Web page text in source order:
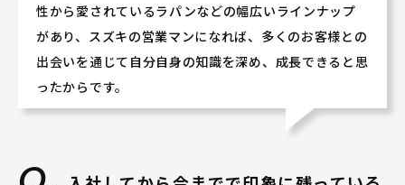
性から愛されているラパンなどの幅広いラインナップ
があり、スズキの営業マンになれば、多くのお客様との
出会いを通じて自分自身の知識を深め、成長できると思
ったからです。